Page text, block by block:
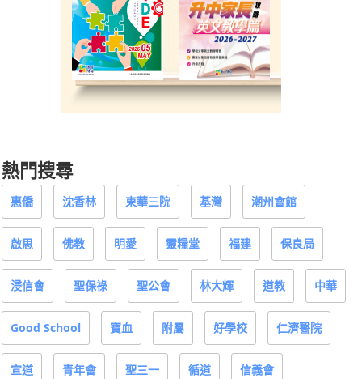
熱門搜尋
惠僑 沈香林 東華三院 基灣 潮州會館
啟思 佛教 明愛 靈糧堂 福建 保良局
浸信會 聖保祿 聖公會 林大輝 道教 中華
Good School 寶血 附屬 好學校 仁濟醫院
宣道 青年會 聖三一 循道 信義會